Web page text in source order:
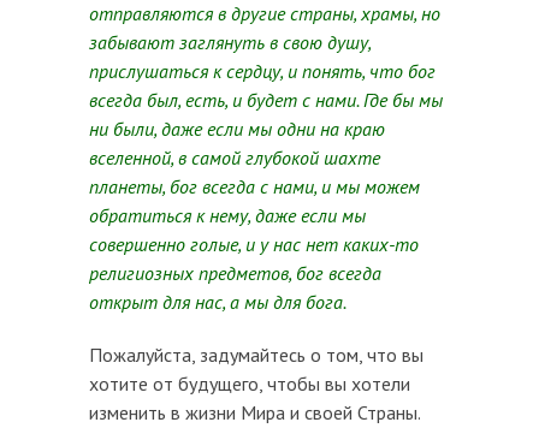
отправляются в другие страны, храмы, но
забывают заглянуть в свою душу,
прислушаться к сердцу, и понять, что бог
всегда был, есть, и будет с нами. Где бы мы
ни были, даже если мы одни на краю
вселенной, в самой глубокой шахте
планеты, бог всегда с нами, и мы можем
обратиться к нему, даже если мы
совершенно голые, и у нас нет каких-то
религиозных предметов, бог всегда
открыт для нас, а мы для бога.
Пожалуйста, задумайтесь о том, что вы
хотите от будущего, чтобы вы хотели
изменить в жизни Мира и своей Страны.